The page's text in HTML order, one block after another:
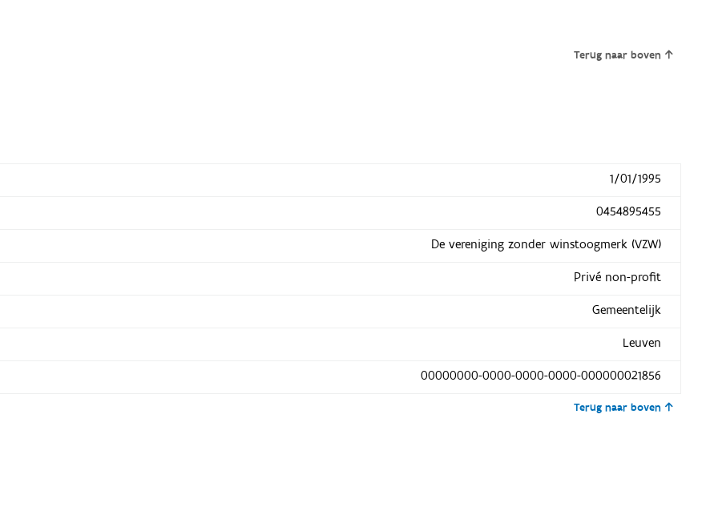
Terug naar boven
1/01/1995
0454895455
De vereniging zonder winstoogmerk (VZW)
Privé non-profit
Gemeentelijk
Leuven
00000000-0000-0000-0000-000000021856
Terug naar boven